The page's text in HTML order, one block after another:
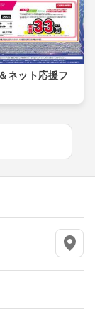
ネット応援フ